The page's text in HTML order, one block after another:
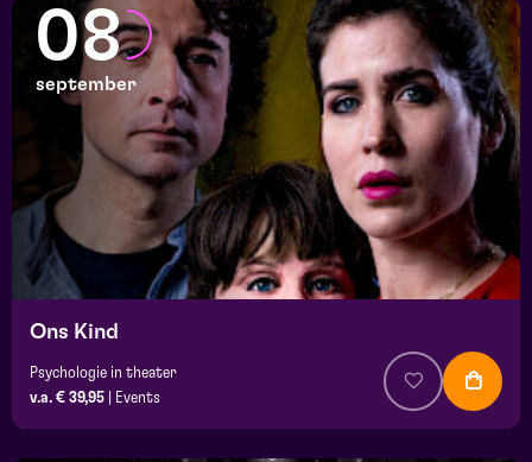
08
september
Ons Kind
Psychologie in theater
v.a. € 39,95
Events